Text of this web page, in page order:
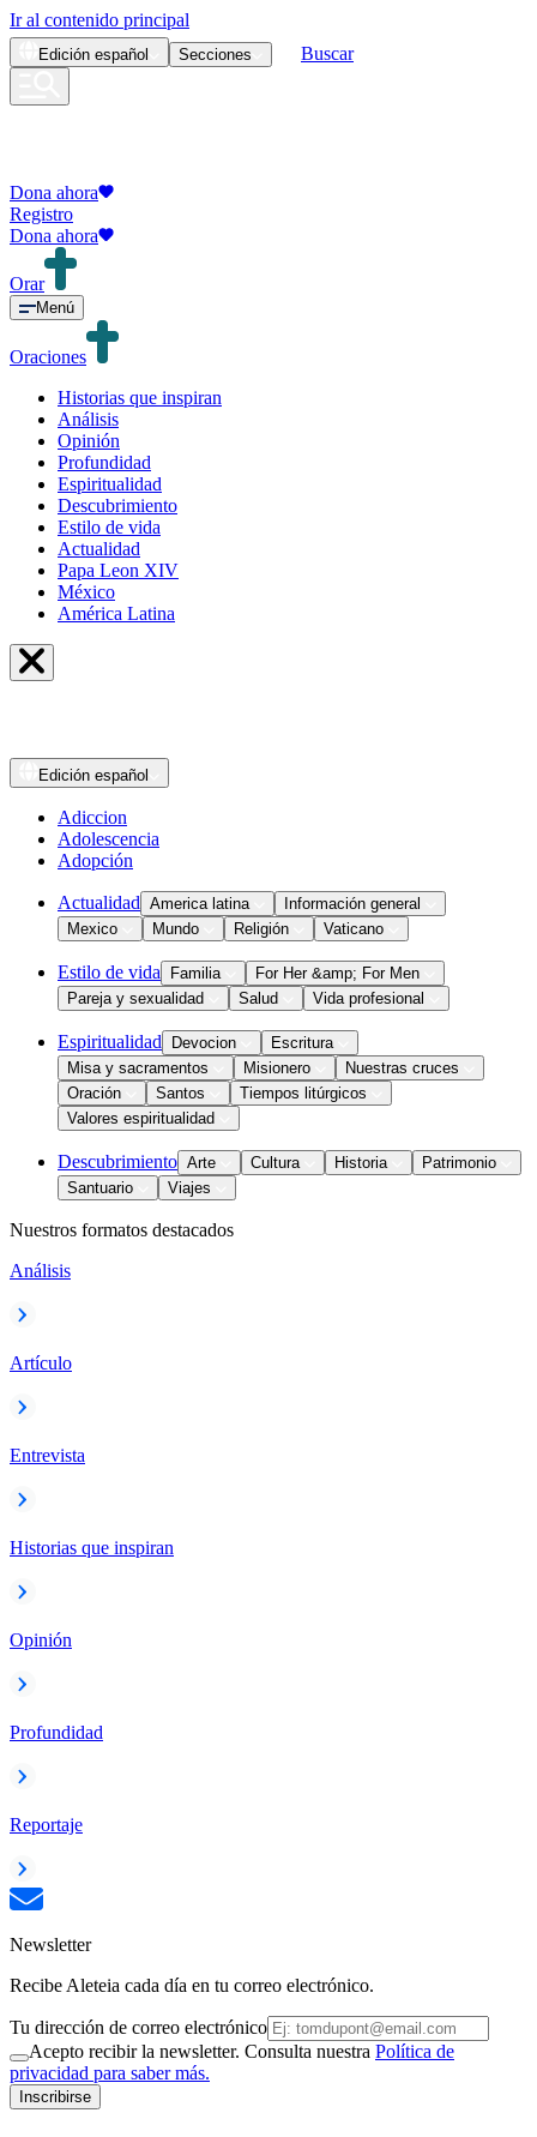
Ir al contenido principal
Edición español Secciones Buscar
Dona ahora
Registro
Dona ahora
Orar
Menú
Oraciones
Historias que inspiran
Análisis
Opinión
Profundidad
Espiritualidad
Descubrimiento
Estilo de vida
Actualidad
Papa Leon XIV
México
América Latina
Edición español
Adiccion
Adolescencia
Adopción
Actualidad America latina
Información general
Mexico
Mundo Religión Vaticano
Estilo de vida Familia
For Her &amp; For Men
Pareja y sexualidad
Salud Vida profesional
Espiritualidad Devocion
Escritura
Misa y sacramentos
Misionero
Nuestras cruces
Oración
Santos
Tiempos litúrgicos
Valores espiritualidad
Descubrimiento Arte Cultura Historia
Patrimonio
Santuario
Viajes
Nuestros formatos destacados
Análisis
Artículo
Entrevista
Historias que inspiran
Opinión
Profundidad
Reportaje
Newsletter
Recibe Aleteia cada día en tu correo electrónico.
Tu dirección de correo electrónico
Acepto recibir la newsletter. Consulta nuestra Política de
privacidad para saber más.
Inscribirse